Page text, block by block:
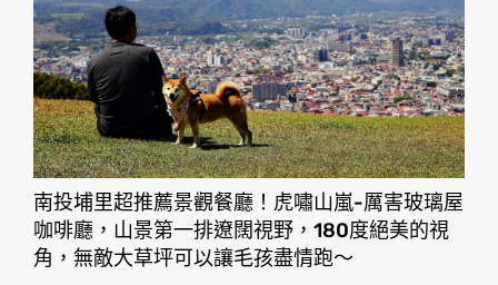
南投埔里超推薦景觀餐廳！虎嘯山嵐-厲害玻璃屋
咖啡廳，山景第一排遼闊視野，180度絕美的視
角，無敵大草坪可以讓毛孩盡情跑〜